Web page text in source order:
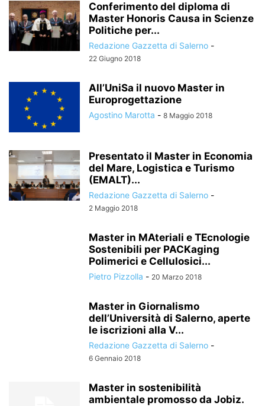
Conferimento del diploma di
Master Honoris Causa in Scienze
Politiche per...
Redazione Gazzetta di Salerno -
22 Giugno 2018
All’UniSa il nuovo Master in
Europrogettazione
Agostino Marotta - 8 Maggio 2018
Presentato il Master in Economia
del Mare, Logistica e Turismo
(EMALT)...
Redazione Gazzetta di Salerno -
2 Maggio 2018
Master in MAteriali e TEcnologie
Sostenibili per PACKaging
Polimerici e Cellulosici...
Pietro Pizzolla - 20 Marzo 2018
Master in Giornalismo
dell’Università di Salerno, aperte
le iscrizioni alla V...
Redazione Gazzetta di Salerno -
6 Gennaio 2018
Master in sostenibilità
ambientale promosso da Jobiz.